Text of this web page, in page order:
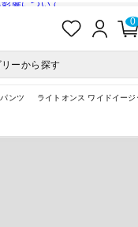
響について
入
ロ
ン
0
ーから探す
パンツ ライトオンス ワイドイー